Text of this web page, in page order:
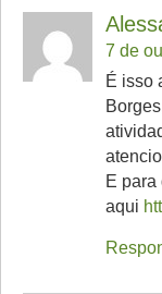
7 de
É isso
E para
aqui